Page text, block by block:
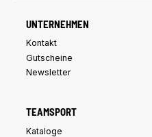
UNTERNEHMEN
Kontakt
Gutscheine
Newsletter
TEAMSPORT
Kataloge